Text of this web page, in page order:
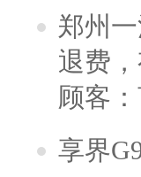
郑州
退费
顾客
享界